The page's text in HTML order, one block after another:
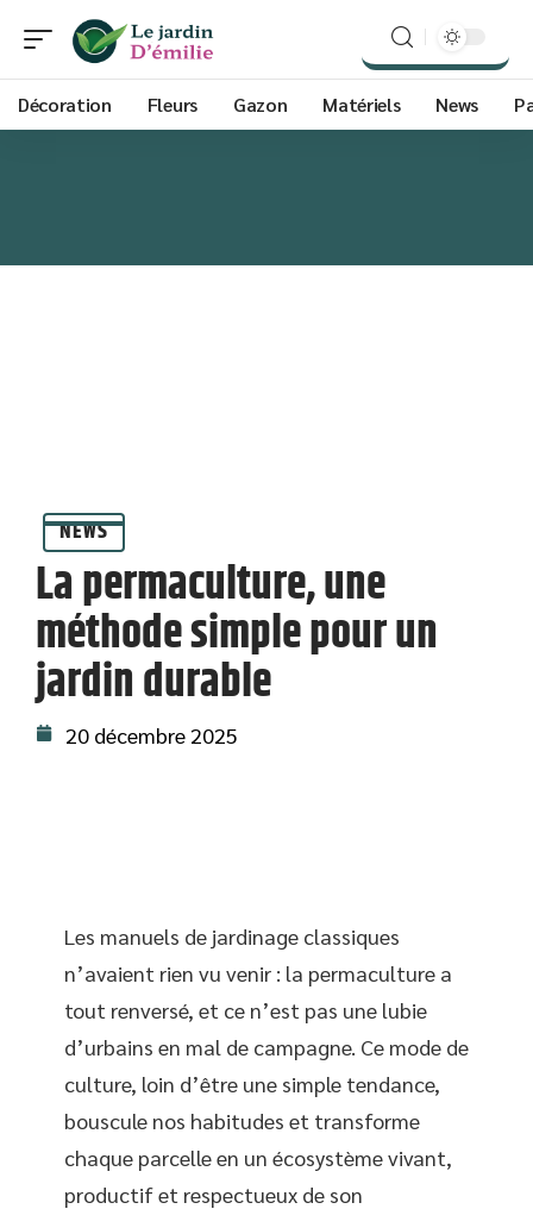
Décoration Fleurs Gazon Matériels News
NEWS
La permaculture, une
méthode simple pour un
jardin durable
20 décembre 2025
Les manuels de jardinage classiques
n’avaient rien vu venir : la permaculture a
tout renversé, et ce n’est pas une lubie
d’urbains en mal de campagne. Ce mode de
culture, loin d’être une simple tendance,
bouscule nos habitudes et transforme
chaque parcelle en un écosystème vivant,
productif et respectueux de son